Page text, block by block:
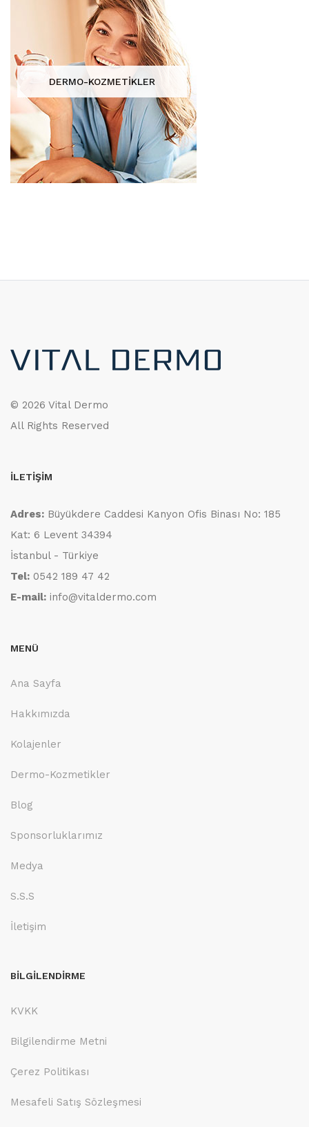
DERMO-KOZMETİKLER
© 2026 Vital Dermo
All Rights Reserved
İLETİŞİM
Adres: Büyükdere Caddesi Kanyon Ofis Binası No: 185
Kat: 6 Levent 34394
İstanbul - Türkiye
Tel: 0542 189 47 42
E-mail: info@vitaldermo.com
MENÜ
Ana Sayfa
Hakkımızda
Kolajenler
Dermo-Kozmetikler
Blog
Sponsorluklarımız
Medya
S.S.S
İletişim
BİLGİLENDİRME
KVKK
Bilgilendirme Metni
Çerez Politikası
Mesafeli Satış Sözleşmesi